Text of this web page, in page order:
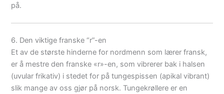
på.
6. Den viktige franske “r”-en
Et av de største hinderne for nordmenn som lærer fransk,
er å mestre den franske «r»-en, som vibrerer bak i halsen
(uvular frikativ) i stedet for på tungespissen (apikal vibrant)
slik mange av oss gjør på norsk. Tungekrøllere er en